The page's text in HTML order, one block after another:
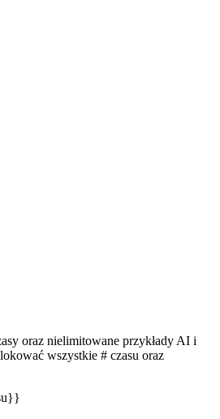
oraz nielimitowane przykłady AI i
wszystkie # czasu oraz